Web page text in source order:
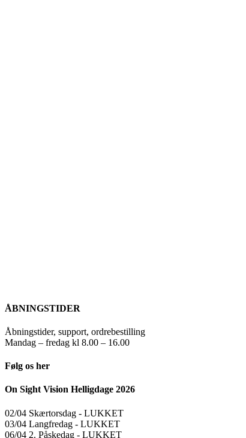
ÅBNINGSTIDER
Åbningstider, support, ordrebestilling
Mandag – fredag kl 8.00 – 16.00
Følg os her
On Sight Vision Helligdage 2026
02/04 Skærtorsdag ​​- LUKKET
03/04 Langfredag ​​- LUKKET
06/04 2. Påskedag ​​- LUKKET